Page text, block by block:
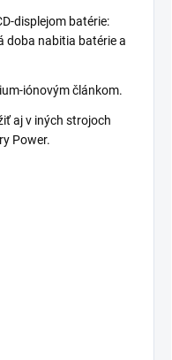
displejom batérie:
doba nabitia batérie a
iónovým článkom.
aj v iných strojoch
Power.